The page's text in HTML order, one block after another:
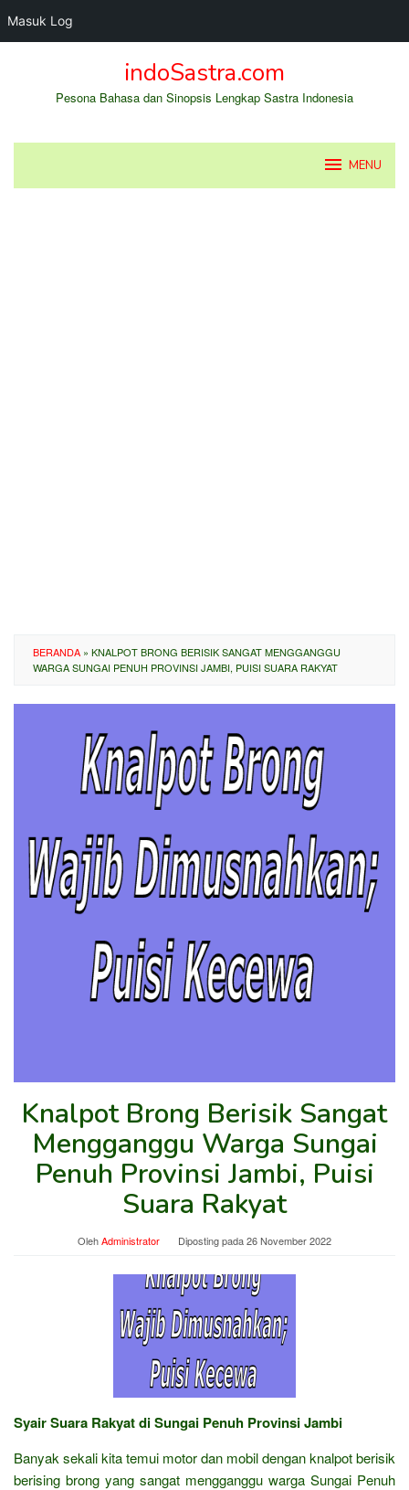
Masuk Log
indoSastra.com
Pesona Bahasa dan Sinopsis Lengkap Sastra Indonesia
MENU
BERANDA » KNALPOT BRONG BERISIK SANGAT MENGGANGGU
WARGA SUNGAI PENUH PROVINSI JAMBI, PUISI SUARA RAKYAT
Knalpot Brong Berisik Sangat
Mengganggu Warga Sungai
Penuh Provinsi Jambi, Puisi
Suara Rakyat
OlehAdministrator Diposting pada26 November 2022
Syair Suara Rakyat di Sungai Penuh Provinsi Jambi
Banyak sekali kita temui motor dan mobil dengan knalpot berisik
berising brong yang sangat mengganggu warga Sungai Penuh